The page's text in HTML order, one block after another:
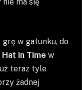
nie ma się
grę w gatunku, do
Hat in Time w
teraz tyle
żadnej